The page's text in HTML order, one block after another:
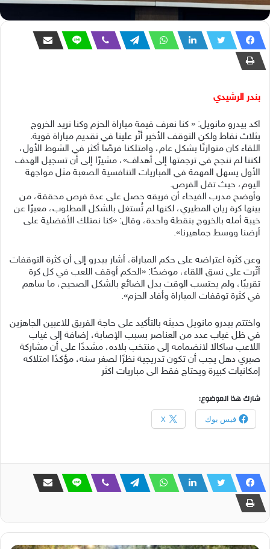
بندر الرشيدي
اكد بيدرو مانويل: « كنا نعرف قيمة مباراة الحزم وكنا نريد الخروج
بثلاث نقاط ولكن التوقف الأخير أثّر علينا في تقديم مباراة قوية.
اللقاء كان متوازنًا بشكل عام، وامتلكنا فرصًا أكثر في الشوط الأول،
لكننا لم ننجح في ترجمتها إلى أهداف»، مشيرًا إلى أن تسجيل الهدف
الأول يسهل المهمة في المباريات التنافسية الصعبة مثل مواجهة
اليوم، حيث تقل الفرص.
وأوضح مدرب الفيحاء أن فريقه حصل على عدة فرص محققة، من
بينها كرة ريان المطيري، لكنها لم تُستغل بالشكل المطلوب، معبرًا عن
خيبة أمله بالخروج بنقطة واحدة، وقال: «كنا نمتلك الأفضلية على
أرضنا ووسط جماهيرنا».
وعن كثرة اعتراضه على حكم المباراة، أشار بيدرو إلى أن كثرة التوقفات
أثّرت على نسق اللقاء، موضحًا: «الحكم أوقف اللعب في كل كرة
تقريبًا، ولم يحتسب الوقت بدل الضائع بالشكل الصحيح، ما ساهم
في كثرة توقفات المباراة وأفاد الحزم».
واختتم بيدرو مانويل حديثه بالتأكيد على حاجة الفريق للاعبين الجاهزين
في ظل غياب عدد من العناصر بسبب الإصابة، إضافة إلى غياب
اللاعب ساكالا لانضمامه إلى منتخب بلاده، مشددًا على أن مشاركة
صبري دهل يجب أن تكون تدريجية نظرًا لصغر سنه، مؤكدًا امتلاكه
إمكانيات كبيرة ويحتاج فقط الى مباريات اكثر
شارك هذا الموضوع:
فيس بوك X